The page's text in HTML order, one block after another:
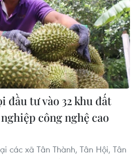
đầu tư vào 32 khu đất
công nghệ cao
các xã Tân Thành, Tân Hội, Tân
thành công 1 nạn nhân
Nghê